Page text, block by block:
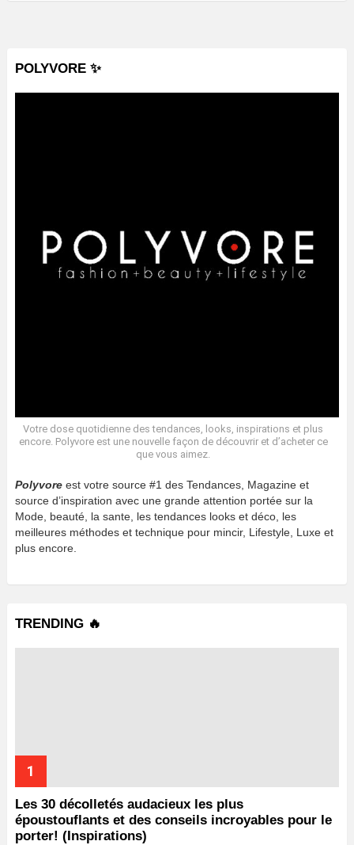
POLYVORE ✨
Votre dose quotidienne des tendances, looks, inspirations et plus
encore. Polyvore est une nouvelle façon de découvrir et d’acheter ce
que vous aimez.
Polyvore est votre source #1 des Tendances, Magazine et
source d’inspiration avec une grande attention portée sur la
Mode, beauté, la sante, les tendances looks et déco, les
meilleures méthodes et technique pour mincir, Lifestyle, Luxe et
plus encore.
TRENDING 🔥
Les 30 décolletés audacieux les plus
époustouflants et des conseils incroyables pour le
porter! (Inspirations)